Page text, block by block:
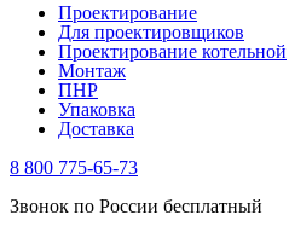
Проектирование
Для проектировщиков
Проектирование котельной
Монтаж
ПНР
Упаковка
Доставка
8 800 775-65-73
Звонок по России бесплатный